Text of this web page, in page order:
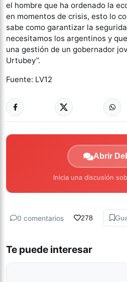
el hombre que ha ordenado la
en momentos de crisis, esto lo
sabe como garantizar la
necesitamos los argentinos y
una gestión de un gobernador
Urtubey”.
Fuente: LV12
Abrir
Inicia una discusión
0 comentarios 278
Te puede interesar